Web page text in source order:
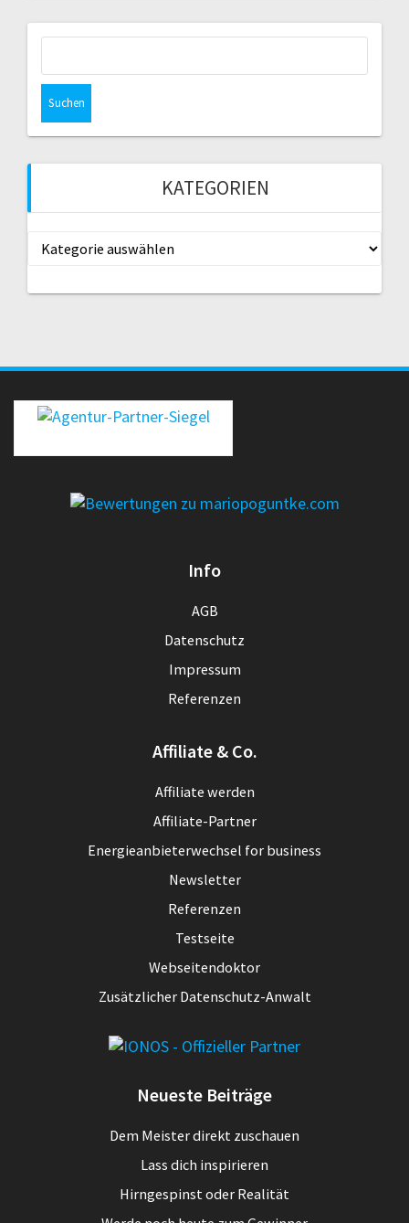
KATEGORIEN
Kategorien
Info
AGB
Datenschutz
Impressum
Referenzen
Affiliate & Co.
Affiliate werden
Affiliate-Partner
Energieanbieterwechsel for business
Newsletter
Referenzen
Testseite
Webseitendoktor
Zusätzlicher Datenschutz-Anwalt
Neueste Beiträge
Dem Meister direkt zuschauen
Lass dich inspirieren
Hirngespinst oder Realität